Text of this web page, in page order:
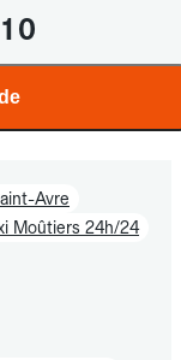
Avre
Moûtiers 24h/24